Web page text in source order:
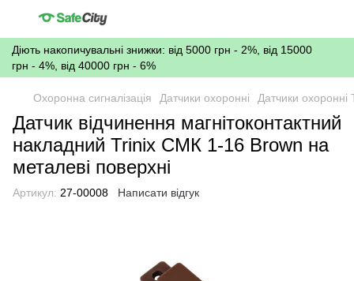
Діють накопичувальні знижки: від 5000 грн - 2%, від 15000
грн - 4%, від 40000 грн - 6%
Охоронна сигналізація Датчики охоронні Датчики охоронні
Датчик відчинення магнітоконтактний
накладний Trinix СМК 1-16 Brown на
металеві поверхні
Артикул: 27-00008 Написати відгук